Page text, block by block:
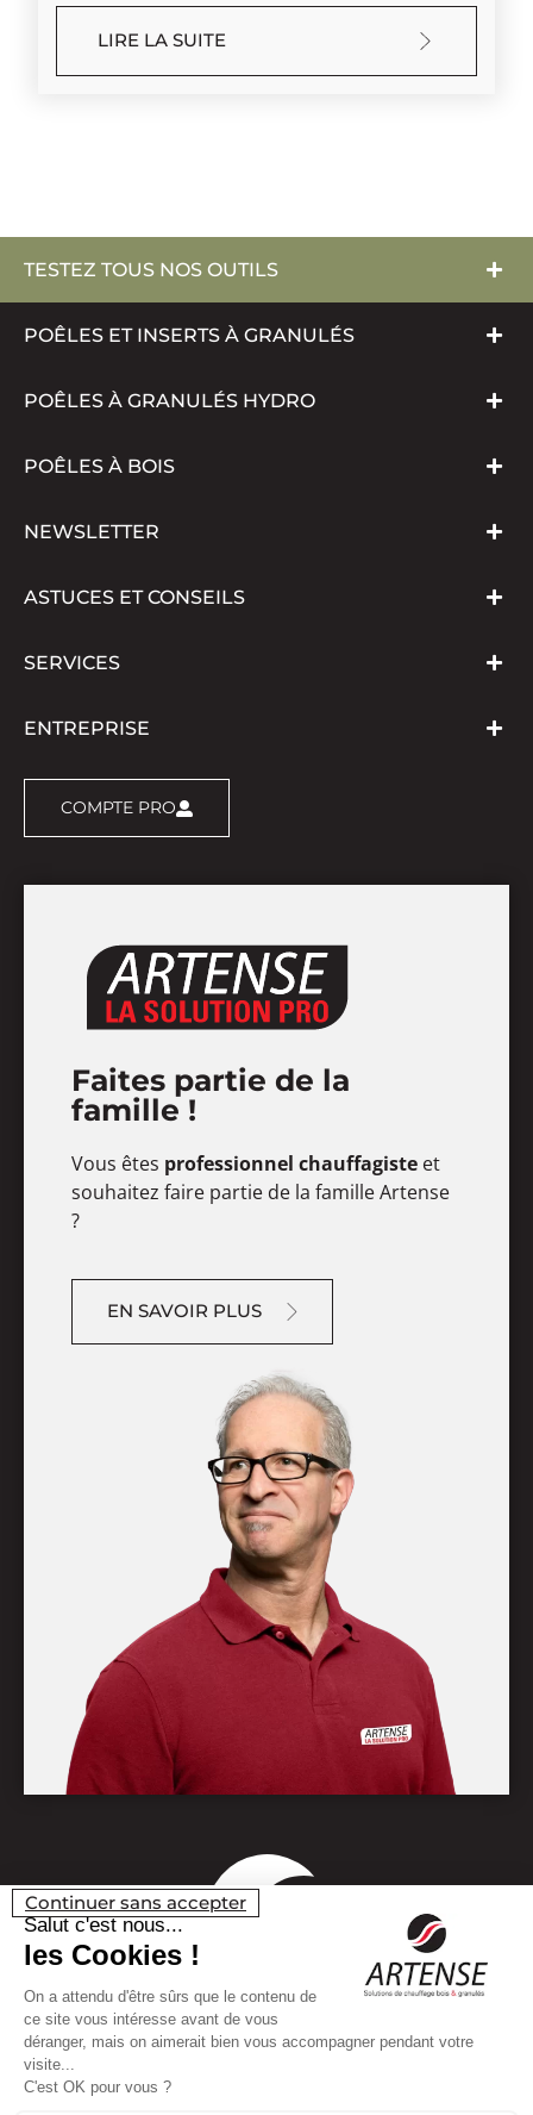
LIRE LA SUITE
TESTEZ TOUS NOS OUTILS
POÊLES ET INSERTS À GRANULÉS
POÊLES À GRANULÉS HYDRO
POÊLES À BOIS
NEWSLETTER
ASTUCES ET CONSEILS
SERVICES
ENTREPRISE
COMPTE PRO
Faites partie de la
famille !
Vous êtes professionnel chauffagiste et
souhaitez faire partie de la famille Artense
?
EN SAVOIR PLUS
Continuer sans accepter
Salut c'est nous...
les Cookies !
On a attendu d'être sûrs que le contenu de
ce site vous intéresse avant de vous
déranger, mais on aimerait bien vous accompagner pendant votre
visite...
C'est OK pour vous ?